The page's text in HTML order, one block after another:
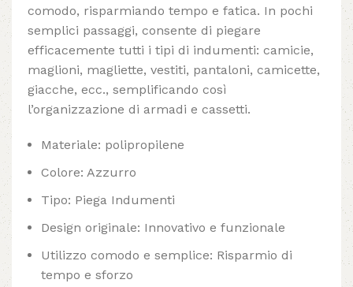
comodo, risparmiando tempo e fatica. In pochi
semplici passaggi, consente di piegare
efficacemente tutti i tipi di indumenti: camicie,
maglioni, magliette, vestiti, pantaloni, camicette,
giacche, ecc., semplificando così
l’organizzazione di armadi e cassetti.
Materiale: polipropilene
Colore: Azzurro
Tipo: Piega Indumenti
Design originale: Innovativo e funzionale
Utilizzo comodo e semplice: Risparmio di
tempo e sforzo